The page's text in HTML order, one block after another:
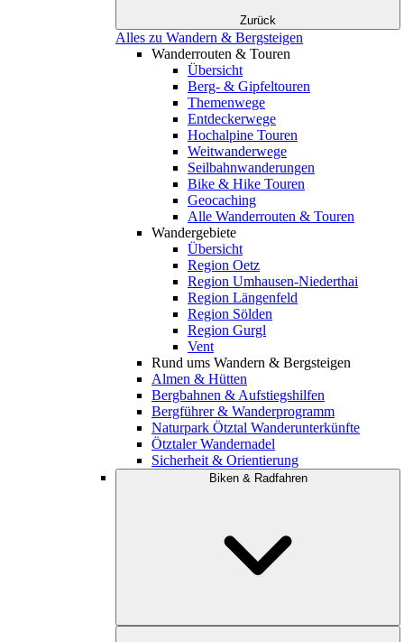
Zurück
Alles zu Wandern & Bergsteigen
Wanderrouten & Touren
Übersicht
Berg- & Gipfeltouren
Themenwege
Entdeckerwege
Hochalpine Touren
Weitwanderwege
Seilbahnwanderungen
Bike & Hike Touren
Geocaching
Alle Wanderrouten & Touren
Wandergebiete
Übersicht
Region Oetz
Region Umhausen-Niederthai
Region Längenfeld
Region Sölden
Region Gurgl
Vent
Rund ums Wandern & Bergsteigen
Almen & Hütten
Bergbahnen & Aufstiegshilfen
Bergführer & Wanderprogramm
Naturpark Ötztal Wanderunterkünfte
Ötztaler Wandernadel
Sicherheit & Orientierung
Biken & Radfahren